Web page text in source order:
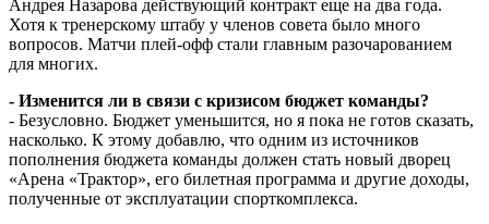
Андрея Назарова действующий контракт еще на два года.
Хотя к тренерскому штабу у членов совета было много
вопросов. Матчи плей-офф стали главным разочарованием
для многих.
- Изменится ли в связи с кризисом бюджет команды?
- Безусловно. Бюджет уменьшится, но я пока не готов сказать,
насколько. К этому добавлю, что одним из источников
пополнения бюджета команды должен стать новый дворец
«Арена «Трактор», его билетная программа и другие доходы,
полученные от эксплуатации спорткомплекса.